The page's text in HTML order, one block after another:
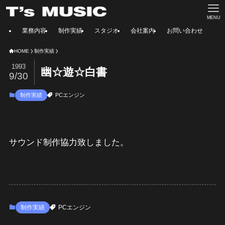
MENU
業務内容 制作実績 スタジオ 会社案内 お問い合わせ
HOME 制作実績
幽☆遊☆白書
1993
9/30
制作実績 PCエンジン
サウンド制作協力致しました。
制作実績 PCエンジン